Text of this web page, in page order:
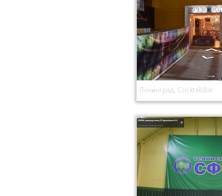
Ленинград, Cocktail.Bar